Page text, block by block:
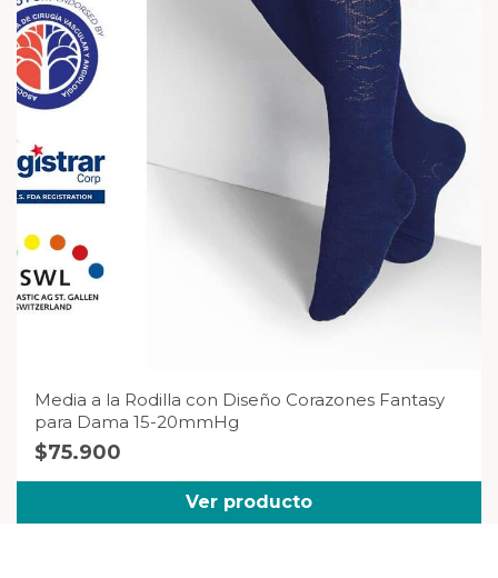
Media a la Rodilla con Diseño Corazones Fantasy
para Dama 15-20mmHg
$75.900
Ver producto